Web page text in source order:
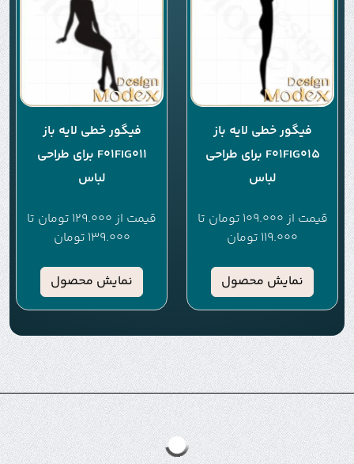
فیگور خطی لایه باز
F01FIG015 برای طراحی
لباس
قیمت از109.000 تومان تا
119.000 تومان
نمایش محصول
فیگور خطی لایه باز
F01FIG011 برای طراحی
لباس
قیمت از129.000 تومان تا
139.000 تومان
نمایش محصول